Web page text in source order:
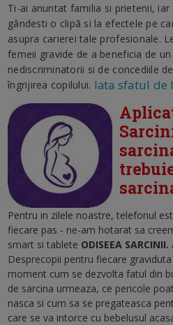
Ti-ai anuntat familia si prietenii,
gândesti o clipã si la efectele pe
asupra carierei tale profesionale.
femeii gravide de a beneficia de
nediscriminatorii si de concediile
îngrijirea copilului. Iata sfatul de
Pentru in zilele noastre, telefonul
fiecare pas - ne-am hotarat sa
smart si tablete ODISEEA SARCINII.
Desprecopii pentru fiecare
moment cum se dezvolta fatul din
de sarcina urmeaza, ce pericole
nasca si cum sa se pregateasca
care se va intorce cu bebelusul